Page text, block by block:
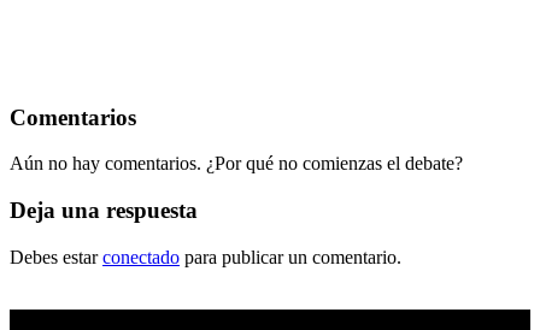
Comentarios
Aún no hay comentarios. ¿Por qué no comienzas el debate?
Deja una respuesta
Debes estarconectado para publicar un comentario.